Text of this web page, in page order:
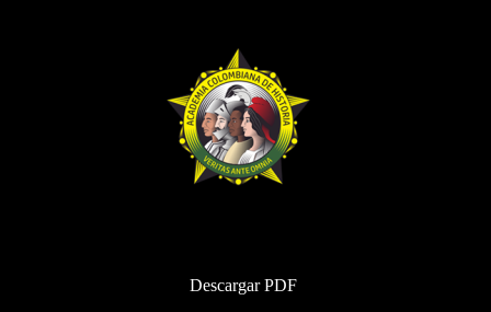
Descargar PDF